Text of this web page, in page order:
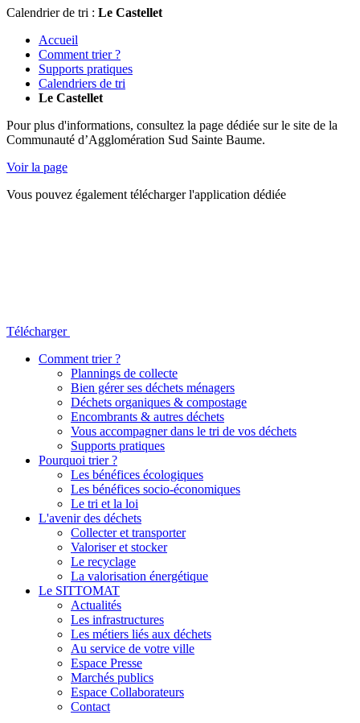
Calendrier de tri : Le Castellet
Accueil
Comment trier ?
Supports pratiques
Calendriers de tri
Le Castellet
Pour plus d'informations, consultez la page dédiée sur le site de la
Communauté d’Agglomération Sud Sainte Baume.
Voir la page
Vous pouvez également télécharger l'application dédiée
Télécharger
Comment trier ?
Plannings de collecte
Bien gérer ses déchets ménagers
Déchets organiques & compostage
Encombrants & autres déchets
Vous accompagner dans le tri de vos déchets
Supports pratiques
Pourquoi trier ?
Les bénéfices écologiques
Les bénéfices socio-économiques
Le tri et la loi
L'avenir des déchets
Collecter et transporter
Valoriser et stocker
Le recyclage
La valorisation énergétique
Le SITTOMAT
Actualités
Les infrastructures
Les métiers liés aux déchets
Au service de votre ville
Espace Presse
Marchés publics
Espace Collaborateurs
Contact